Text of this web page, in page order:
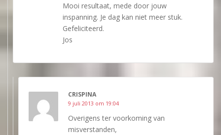
Mooi resultaat, mede door jouw
inspanning. Je dag kan niet meer stuk.
Gefeliciteerd.
Jos
CRISPINA
9 juli 2013 om 19:04
Overigens ter voorkoming van
misverstanden,